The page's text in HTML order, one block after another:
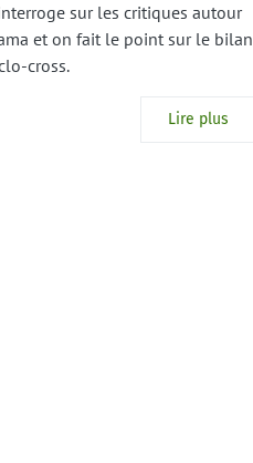
sur les critiques autour
et on fait le point sur le bilan
cross.
Lire plus